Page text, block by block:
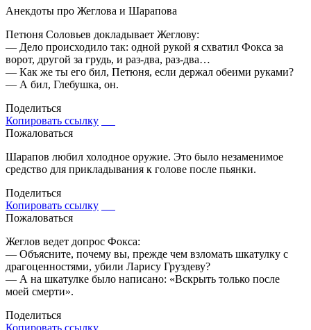
Анекдоты про Жеглова и Шарапова
Петюня Соловьев докладывает Жеглову:
— Дело происходило так: одной рукой я схватил Фокса за
ворот, другой за грудь, и раз-два, раз-два…
— Как же ты его бил, Петюня, если держал обеими руками?
— А бил, Глебушка, он.
Поделиться
Копировать ссылку
Пожаловаться
Шарапов любил холодное оружие. Это было незаменимое
средство для прикладывания к голове после пьянки.
Поделиться
Копировать ссылку
Пожаловаться
Жеглов ведет допрос Фокса:
— Объясните, почему вы, прежде чем взломать шкатулку с
драгоценностями, убили Ларису Груздеву?
— А на шкатулке было написано: «Вскрыть только после
моей смерти».
Поделиться
Копировать ссылку